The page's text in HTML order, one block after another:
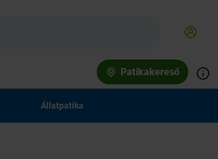
Patikakereső
Állatpatika